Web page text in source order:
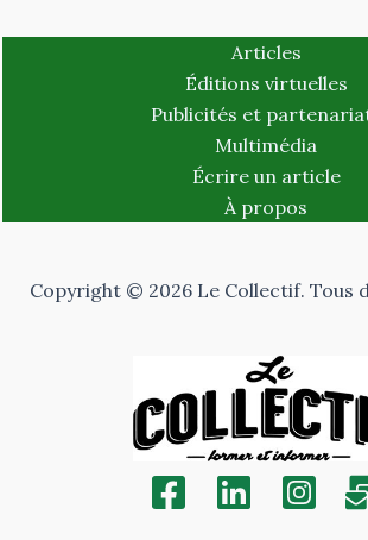
Articles
Éditions virtuelles
Publicités et
Multimédia
Écrire un article
À propos
Copyright © 2026 Le Collectif. Tous